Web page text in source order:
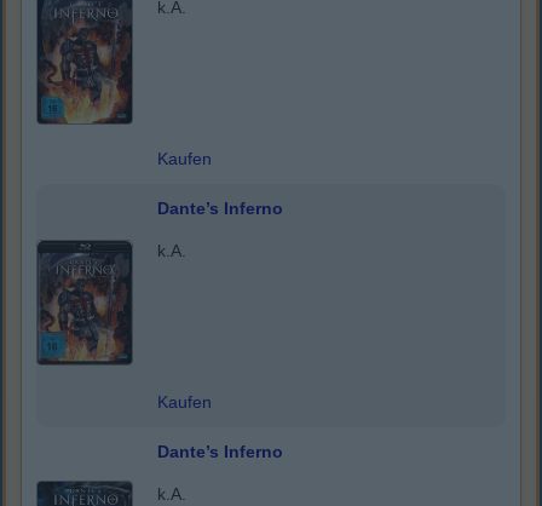
k.A.
Kaufen
Dante’s Inferno
k.A.
Kaufen
Dante’s Inferno
k.A.